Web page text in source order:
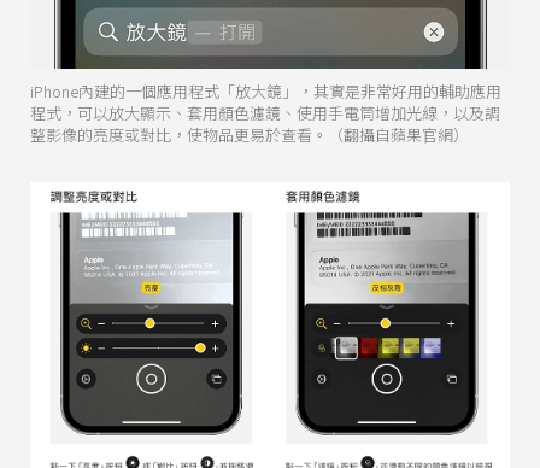
iPhone內建的一個應用程式「放大鏡」，其實是非常好用的輔助應用
程式，可以放大顯示、套用顏色濾鏡、使用手電筒增加光線，以及調
整影像的亮度或對比，使物品更易於查看。（翻攝自蘋果官網）